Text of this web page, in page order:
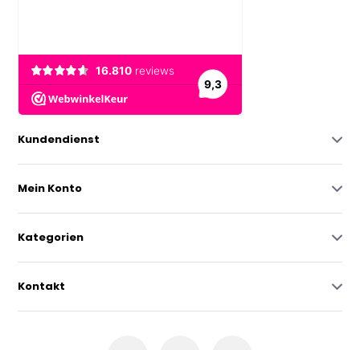
Kundendienst
Mein Konto
Kategorien
Kontakt